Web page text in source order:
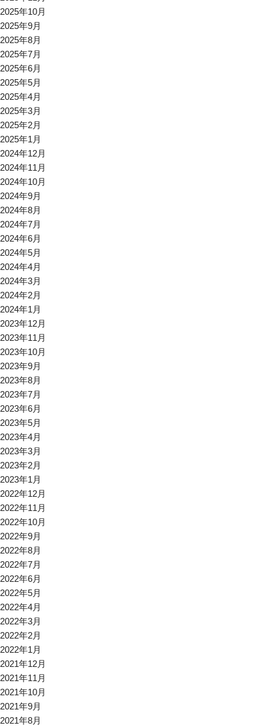
2025年10月
2025年9月
2025年8月
2025年7月
2025年6月
2025年5月
2025年4月
2025年3月
2025年2月
2025年1月
2024年12月
2024年11月
2024年10月
2024年9月
2024年8月
2024年7月
2024年6月
2024年5月
2024年4月
2024年3月
2024年2月
2024年1月
2023年12月
2023年11月
2023年10月
2023年9月
2023年8月
2023年7月
2023年6月
2023年5月
2023年4月
2023年3月
2023年2月
2023年1月
2022年12月
2022年11月
2022年10月
2022年9月
2022年8月
2022年7月
2022年6月
2022年5月
2022年4月
2022年3月
2022年2月
2022年1月
2021年12月
2021年11月
2021年10月
2021年9月
2021年8月